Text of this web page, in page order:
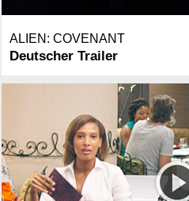
ALIEN: COVENANT
Deutscher Trailer